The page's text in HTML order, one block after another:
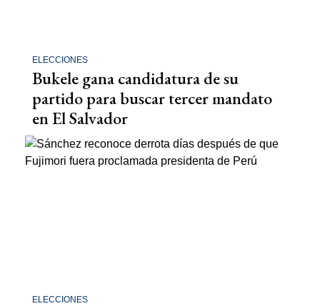
ELECCIONES
Bukele gana candidatura de su
partido para buscar tercer mandato
en El Salvador
ELECCIONES